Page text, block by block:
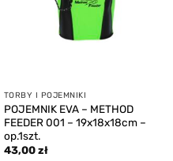
TORBY I POJEMNIKI
POJEMNIK EVA – METHOD
FEEDER 001 – 19x18x18cm –
op.1szt.
43,00zł